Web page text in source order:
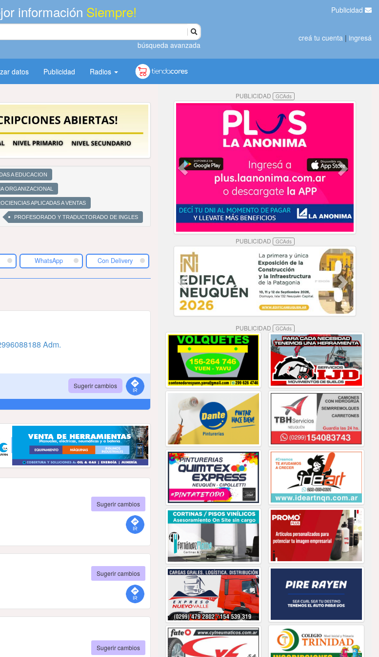
información Siempre!
búsqueda avanzada
Publicidad
creá tu cuenta | ingresá
datos Publicidad Radios
A EDUCACION
ORGANIZACIONAL
APLICADAS A VENTAS
PROFESORADO Y TRADUCTORADO DE INGLES
WhatsApp Con Delivery
Adm.
Sugerir cambios
Sugerir cambios
Sugerir cambios
Sugerir cambios
PUBLICIDAD GCAds
PUBLICIDAD GCAds
PUBLICIDAD GCAds